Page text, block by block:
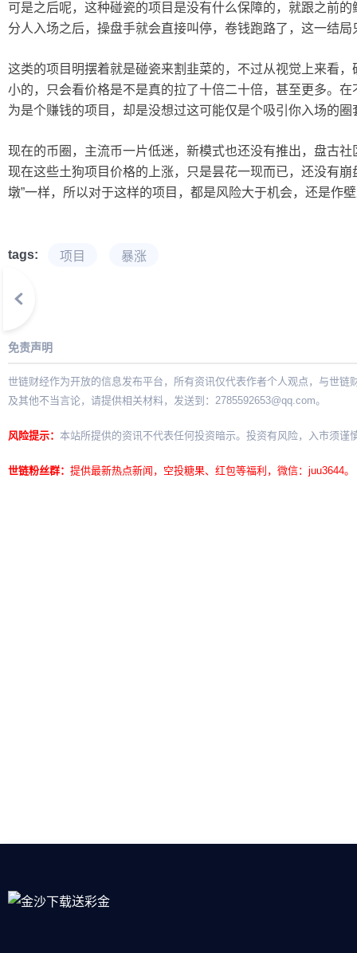
可是之后呢，这种碰瓷的项目是没有什么保障的，就跟之前
分人入场之后，操盘手就会直接叫停，卷钱跑路了，这一结
这类的项目明摆着就是碰瓷来割韭菜的，不过从视觉上来看
小的，只会看价格是不是真的拉了十倍二十倍，甚至更多。
为是个赚钱的项目，却是没想过这可能仅是个吸引你入场的圈
现在的币圈，主流币一片低迷，新模式也还没有推出，盘古
现在这些土狗项目价格的上涨，只是昙花一现而已，还没有
墩”一样，所以对于这样的项目，都是风险大于机会，还是作
tags: 项目 暴涨
免责声明
世链财经作为开放的信息发布平台，所有资讯仅代表作者个人观点，与世
及其他不当言论，请提供相关材料，发送到： 2785592653@qq.com。
风险提示： 本站所提供的资讯不代表任何投资暗示。投资有风险，入市须谨
世链粉丝群： 提供最新热点新闻，空投糖果、红包等福利，微信：juu3644。